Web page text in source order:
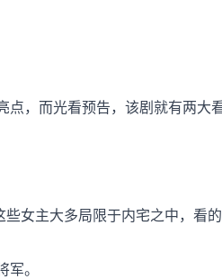
，而光看预告，该剧就有两大
女主大多局限于内宅之中，看
。